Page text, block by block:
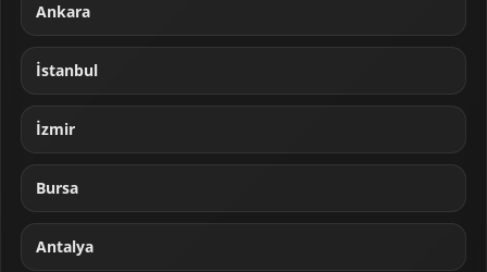
Ankara
İstanbul
İzmir
Bursa
Antalya